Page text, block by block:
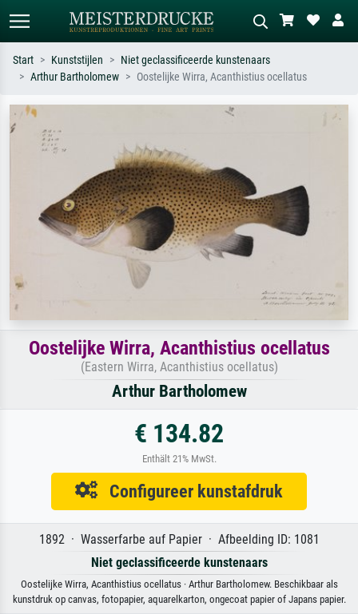
Zoek op kunstenaar, titel of stijl – bijv.
Monet, Sterrennacht, impressionisme,
Hokusai-golf, naakt.
Beschrijf de scène – bijv. groene
Start Kunststijlen
Niet geclassificeerde kunstenaars
Arthur Bartholomew
Oostelijke Wirra, Acanthistius ocellatus
Oostelijke Wirra, Acanthistius ocellatus
(Eastern Wirra, Acanthistius ocellatus)
Arthur Bartholomew
€ 134.82
Enthält 21% MwSt.
Configureer kunstafdruk
1892 · Wasserfarbe auf Papier · Afbeelding ID: 1081
Niet geclassificeerde kunstenaars
Oostelijke Wirra, Acanthistius ocellatus · Arthur Bartholomew. Beschikbaar als
kunstdruk op canvas, fotopapier, aquarelkarton, ongecoat papier of Japans papier.